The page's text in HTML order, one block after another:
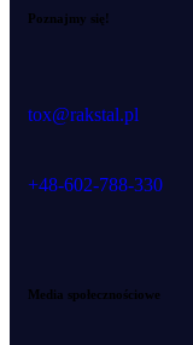
Poznajmy się!
tox@rakstal.pl
+48-602-788-330
Media społecznościowe